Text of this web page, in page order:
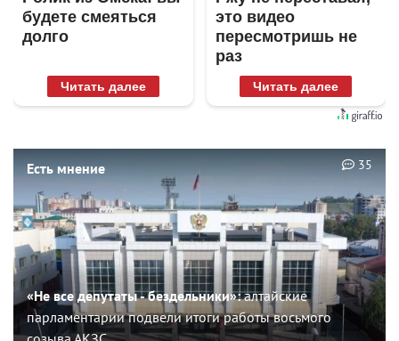
будете смеяться
долго
Читать далее
это видео
пересмотришь не
раз
Читать далее
Есть мнение
«Не все депутаты - бездельники»:алтайские
парламентарии подвели итоги работы восьмого
35